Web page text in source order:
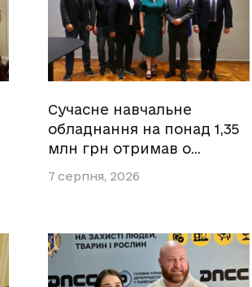
Сучасне навчальне
обладнання на понад 1,35
млн грн отримав о…
7 серпня, 2026